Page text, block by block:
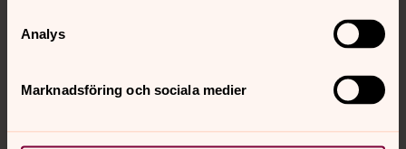
Analys
Marknadsföring och sociala medier